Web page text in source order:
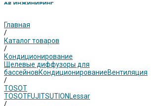
Главная
/
Каталог товаров
/
Кондиционирование
Щелевые диффузоры для
бассейновКондиционированиеВентиляция
/
TOSOT
TOSOTFUJITSUTION Lessar
/